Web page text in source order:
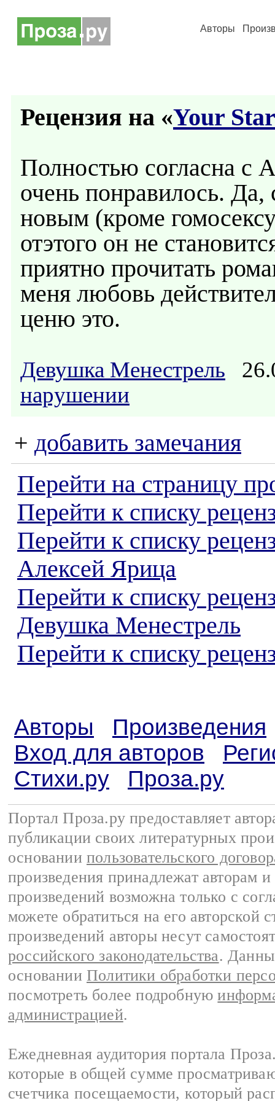
Авторы
Рецензия на «Your Star
Полностью согласна с
очень понравилось. Да,
новым (кроме
отэтого он не
приятно прочитать
меня любовь
ценю это.
Девушка Менестрель
нарушении
+ добавить замечания
Перейти на страницу
Перейти к списку
Перейти к списку
Алексей Ярица
Перейти к списку
Девушка Менестрель
Перейти к списку
Авторы
Произведения
Вход для авторов
Стихи.ру
Проза.ру
Портал Проза.ру предоставляет
публикации своих литературных
основании пользовательского
произведения принадлежат авторам
произведений возможна только с
можете обратиться на его авторской
произведений авторы несут
российского законодательства.
основании Политики обработки
посмотреть более подробную
администрацией.
Ежедневная аудитория портала
которые в общей сумме
счетчика посещаемости, который